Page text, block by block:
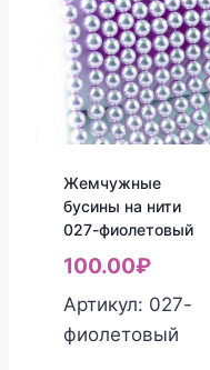
Жемчужные
бусины на нити
027-фиолетовый
100.00₽
Артикул: 027-
фиолетовый